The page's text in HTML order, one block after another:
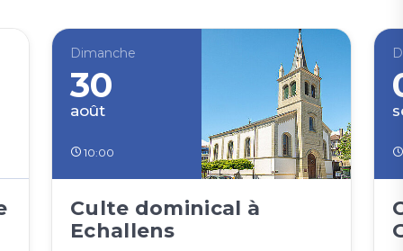
Dimanche
30
août
10:00
Culte dominical à
Echallens